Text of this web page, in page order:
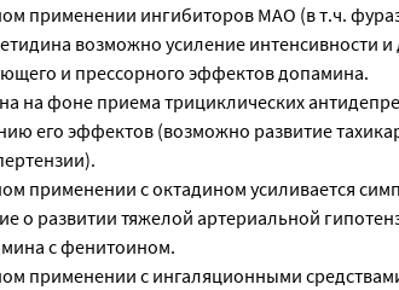
применении ингибиторов МАО (в т.ч.
возможно усиление интенсивности и
и прессорного эффектов допамина.
на фоне приема трициклических
его эффектов (возможно развитие
применении с октадином усиливается
о развитии тяжелой артериальной
с фенитоином.
применении с ингаляционными